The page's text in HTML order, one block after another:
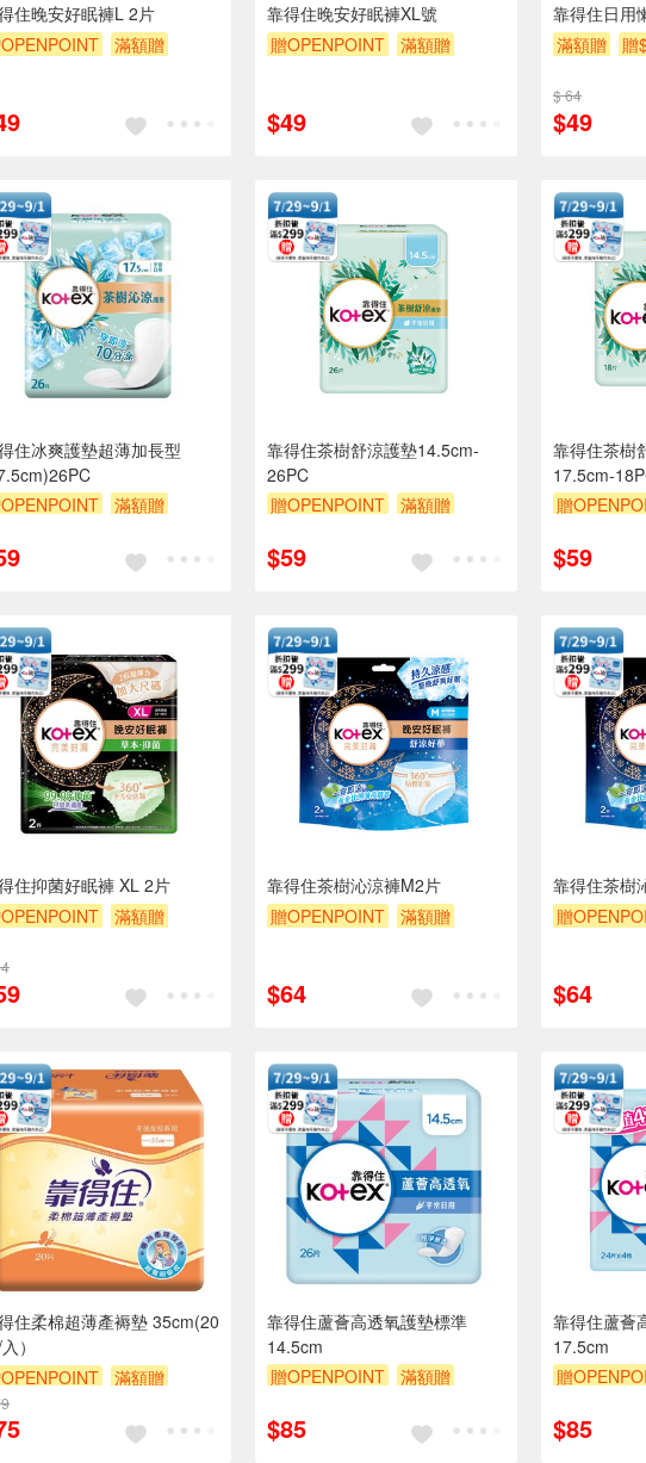
住晚安好眠褲L 2片
滿額贈
靠得住晚安好眠褲XL號
贈OPENPOINT
滿額贈
$49
靠得住日用
滿額贈
贈
$ 64
$49
住冰爽護墊超薄加長型
滿額贈
靠得住茶樹舒涼護墊14.5cm-
26PC
贈OPENPOINT
滿額贈
$59
靠得住茶樹
17.5cm-
贈
$59
住抑菌好眠褲 XL 2片
滿額贈
靠得住茶樹沁涼褲M2片
贈OPENPOINT
滿額贈
$64
靠得住茶樹
贈
$64
住柔棉超薄產褥墊 35cm(20
）
滿額贈
靠得住蘆薈高透氧護墊標準
14.5cm
贈OPENPOINT
滿額贈
$85
靠得住蘆薈
17.5cm
贈
$85